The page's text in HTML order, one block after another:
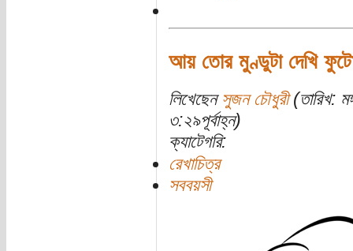
আয় তোর মুণ্ডুটা দেখি
লিখেছেন সুজন চৌধুরী(তারিখ:
৩:২৯পূর্বাহ্ন)
ক্যাটেগরি:
রেখাচিত্র
সববয়সী